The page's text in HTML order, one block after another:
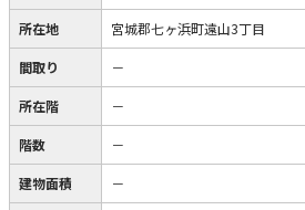
所在地 宮城郡七ヶ浜町遠山3丁目
間取り －
所在階 －
階数 －
建物面積 －